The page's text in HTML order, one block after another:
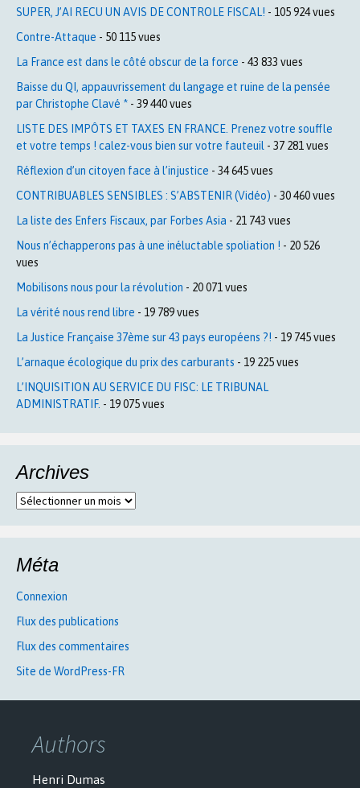
SUPER, J’AI RECU UN AVIS DE CONTROLE FISCAL! - 105 924 vues
Contre-Attaque - 50 115 vues
La France est dans le côté obscur de la force - 43 833 vues
Baisse du QI, appauvrissement du langage et ruine de la pensée
par Christophe Clavé * - 39 440 vues
LISTE DES IMPÔTS ET TAXES EN FRANCE. Prenez votre souffle
et votre temps ! calez-vous bien sur votre fauteuil - 37 281 vues
Réflexion d’un citoyen face à l’injustice - 34 645 vues
CONTRIBUABLES SENSIBLES : S’ABSTENIR (Vidéo) - 30 460 vues
La liste des Enfers Fiscaux, par Forbes Asia - 21 743 vues
Nous n’échapperons pas à une inéluctable spoliation ! - 20 526
vues
Mobilisons nous pour la révolution - 20 071 vues
La vérité nous rend libre - 19 789 vues
La Justice Française 37ème sur 43 pays européens ?! - 19 745 vues
L’arnaque écologique du prix des carburants - 19 225 vues
L’INQUISITION AU SERVICE DU FISC: LE TRIBUNAL
ADMINISTRATIF. - 19 075 vues
Archives
Archives
Méta
Connexion
Flux des publications
Flux des commentaires
Site de WordPress-FR
Authors
Henri Dumas